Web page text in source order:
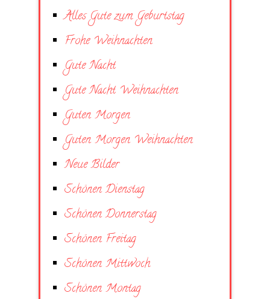
Alles Gute zum Geburtstag
Frohe Weihnachten
Gute Nacht
Gute Nacht Weihnachten
Guten Morgen
Guten Morgen Weihnachten
Neue Bilder
Schönen Dienstag
Schönen Donnerstag
Schönen Freitag
Schönen Mittwoch
Schönen Montag